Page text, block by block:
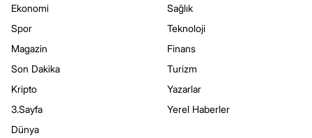
Ekonomi
Spor
Magazin
Son Dakika
Kripto
3.Sayfa
Dünya
Sağlık
Teknoloji
Finans
Turizm
Yazarlar
Yerel Haberler